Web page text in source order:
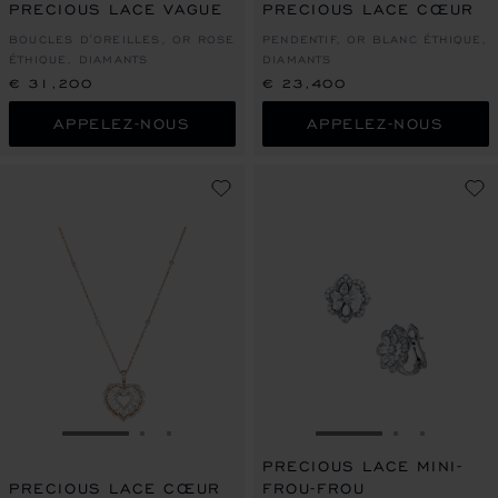
PRECIOUS LACE VAGUE
BOUCLES D'OREILLES, OR ROSE
ÉTHIQUE, DIAMANTS
€ 31,200
APPELEZ-NOUS
PRECIOUS LACE CŒUR
PENDENTIF, OR BLANC ÉTHIQUE,
DIAMANTS
€ 23,400
APPELEZ-NOUS
ALLER À LA DIAPOSITIVE 1
ALLER À LA DIAPOSITIVE 2
ALLER À LA DIAPOSITIVE 3
PRECIOUS LACE CŒUR
ALLER À LA
PRECIOUS LACE MINI-
FROU-FROU